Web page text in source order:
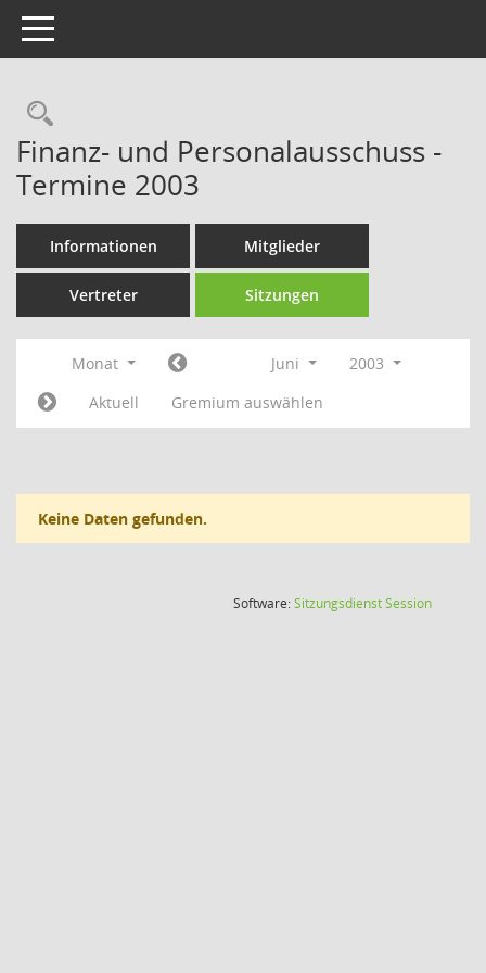
Toggle navigation
Rechercheauswahl
Finanz- und Personalausschuss -
Termine 2003
Informationen Mitglieder
Vertreter Sitzungen
Monat Juni
2003
Aktuell
Gremium auswählen
Keine Daten gefunden.
Software:SitzungsdienstSession(Wird in